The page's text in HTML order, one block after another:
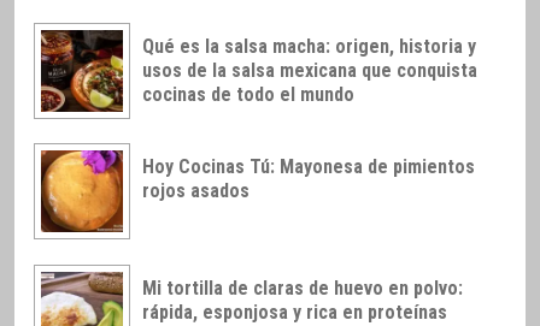
Qué es la salsa macha: origen, historia y
usos de la salsa mexicana que conquista
cocinas de todo el mundo
Hoy Cocinas Tú: Mayonesa de pimientos
rojos asados
Mi tortilla de claras de huevo en polvo:
rápida, esponjosa y rica en proteínas